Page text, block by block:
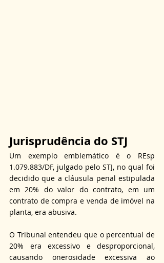
Jurisprudência do STJ
Um exemplo emblemático é o REsp
1.079.883/DF, julgado pelo STJ, no qual foi
decidido que a cláusula penal estipulada
em 20% do valor do contrato, em um
contrato de compra e venda de imóvel na
planta, era abusiva.
O Tribunal entendeu que o percentual de
20% era excessivo e desproporcional,
causando onerosidade excessiva ao